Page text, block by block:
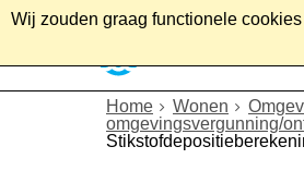
Wij zouden graag functionele
Home Wonen
omgevingsvergunning/